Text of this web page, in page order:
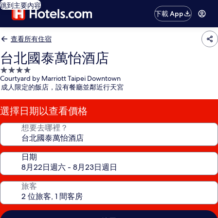
跳到主要內容
下載 App
查看所有住宿
台北國泰萬怡酒店
4.0
星
級
住
宿
Courtyard by Marriott Taipei Downtown
成人限定的飯店，設有餐廳並鄰近行天宮
選擇日期以查看價格
想要去哪裡？
日期
旅客